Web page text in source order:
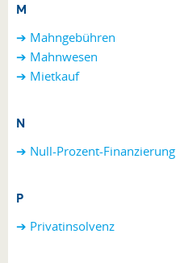
M
➔ Mahngebühren
➔ Mahnwesen
➔ Mietkauf
N
➔ Null-Prozent-Finanzierung
P
➔ Privatinsolvenz